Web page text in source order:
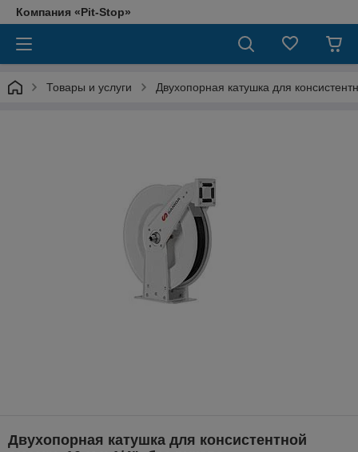
Компания «Pit-Stop»
Товары и услуги Двухопорная катушка для
Двухопорная катушка для консистентной